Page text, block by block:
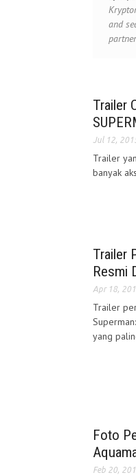
and
Trailer
Jul 12,
Trailer
banyak
Trailer
Resmi
Apr 18,
Trailer
yang
Foto
Feb 20,